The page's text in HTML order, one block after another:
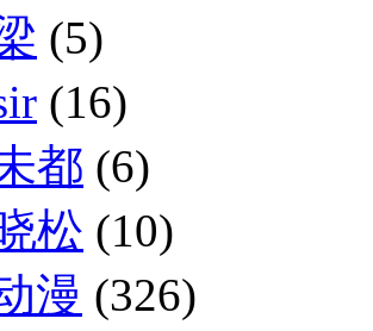
(5)
(16)
都 (6)
松 (10)
漫 (326)